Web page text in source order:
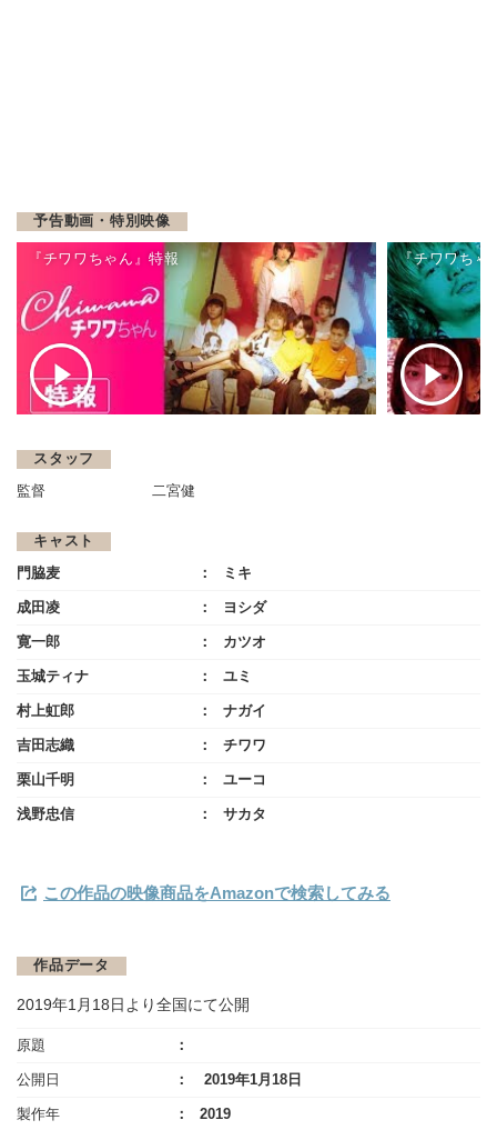
予告動画・特別映像
『チワワちゃん』特報 『チワワちゃ
スタッフ
監督 二宮健
キャスト
門脇麦 ミキ
成田凌 ヨシダ
寛一郎 カツオ
玉城ティナ ユミ
村上虹郎 ナガイ
吉田志織 チワワ
栗山千明 ユーコ
浅野忠信 サカタ
この作品の映像商品をAmazonで検索してみる
作品データ
2019年1月18日より全国にて公開
原題
公開日 2019年1月18日
製作年 2019